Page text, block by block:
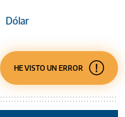
Dólar
HE VISTO UN ERROR